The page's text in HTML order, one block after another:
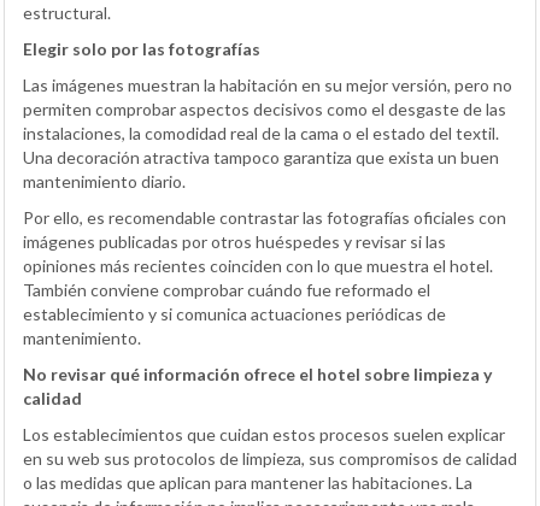
estructural.
Elegir solo por las fotografías
Las imágenes muestran la habitación en su mejor versión, pero no
permiten comprobar aspectos decisivos como el desgaste de las
instalaciones, la comodidad real de la cama o el estado del textil.
Una decoración atractiva tampoco garantiza que exista un buen
mantenimiento diario.
Por ello, es recomendable contrastar las fotografías oficiales con
imágenes publicadas por otros huéspedes y revisar si las
opiniones más recientes coinciden con lo que muestra el hotel.
También conviene comprobar cuándo fue reformado el
establecimiento y si comunica actuaciones periódicas de
mantenimiento.
No revisar qué información ofrece el hotel sobre limpieza y
calidad
Los establecimientos que cuidan estos procesos suelen explicar
en su web sus protocolos de limpieza, sus compromisos de calidad
o las medidas que aplican para mantener las habitaciones. La